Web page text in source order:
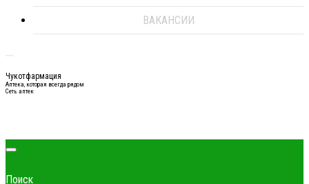
ВАКАНСИИ
Чукотфармация
Аптека, которая всегда рядом
Сеть аптек
Поиск